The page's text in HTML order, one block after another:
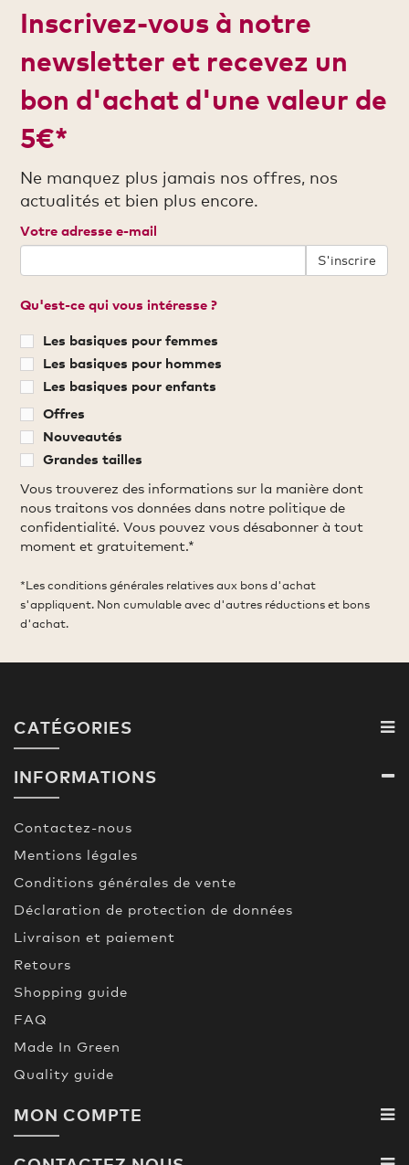
Inscrivez-vous à notre
newsletter et recevez un
bon d'achat d'une valeur de
5€*
Ne manquez plus jamais nos offres, nos
actualités et bien plus encore.
Votre adresse e-mail
S'inscrire
Qu'est-ce qui vous intéresse ?
Les basiques pour femmes
Les basiques pour hommes
Les basiques pour enfants
Offres
Nouveautés
Grandes tailles
Vous trouverez des informations sur la manière dont
nous traitons vos données dans notre politique de
confidentialité. Vous pouvez vous désabonner à tout
moment et gratuitement.*
*Les conditions générales relatives aux bons d'achat
s'appliquent. Non cumulable avec d'autres réductions et bons
d'achat.
CATÉGORIES
INFORMATIONS
Contactez-nous
Mentions légales
Conditions générales de vente
Déclaration de protection de données
Livraison et paiement
Retours
Shopping guide
FAQ
Made In Green
Quality guide
MON COMPTE